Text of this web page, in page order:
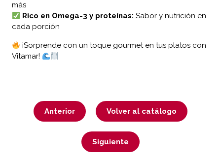
más
Rico en Omega-3 y proteínas: Sabor y nutrición en
cada porción
¡Sorprende con un toque gourmet en tus platos con
Vitamar!
Anterior Volver al catálogo
Siguiente